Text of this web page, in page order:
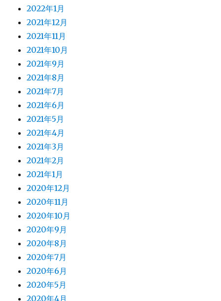
2022年1月
2021年12月
2021年11月
2021年10月
2021年9月
2021年8月
2021年7月
2021年6月
2021年5月
2021年4月
2021年3月
2021年2月
2021年1月
2020年12月
2020年11月
2020年10月
2020年9月
2020年8月
2020年7月
2020年6月
2020年5月
2020年4月